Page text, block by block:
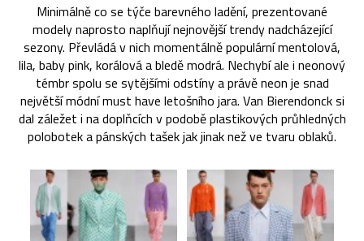
Minimálně co se týče barevného ladění, prezentované
modely naprosto naplňují nejnovější trendy nadcházející
sezony. Převládá v nich momentálně populární mentolová,
lila, baby pink, korálová a bledě modrá. Nechybí ale i neonový
témbr spolu se sytějšími odstíny a právě neon je snad
největší módní must have letošního jara. Van Bierendonck si
dal záležet i na doplňcích v podobě plastikových průhledných
polobotek a pánských tašek jak jinak než ve tvaru oblaků.